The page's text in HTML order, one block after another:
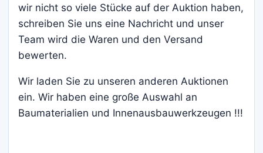
wir nicht so viele Stücke auf der Auktion haben,
schreiben Sie uns eine Nachricht und unser
Team wird die Waren und den Versand
bewerten.
Wir laden Sie zu unseren anderen Auktionen
ein. Wir haben eine große Auswahl an
Baumaterialien und Innenausbauwerkzeugen !!!